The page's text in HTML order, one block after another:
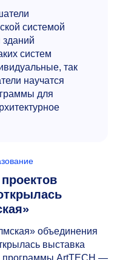
системой
систем
так
научатся
для
объединения
выставка
ArtTECH —